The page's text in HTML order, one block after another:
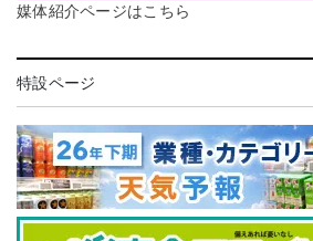
媒体紹介ページはこちら
特設ページ